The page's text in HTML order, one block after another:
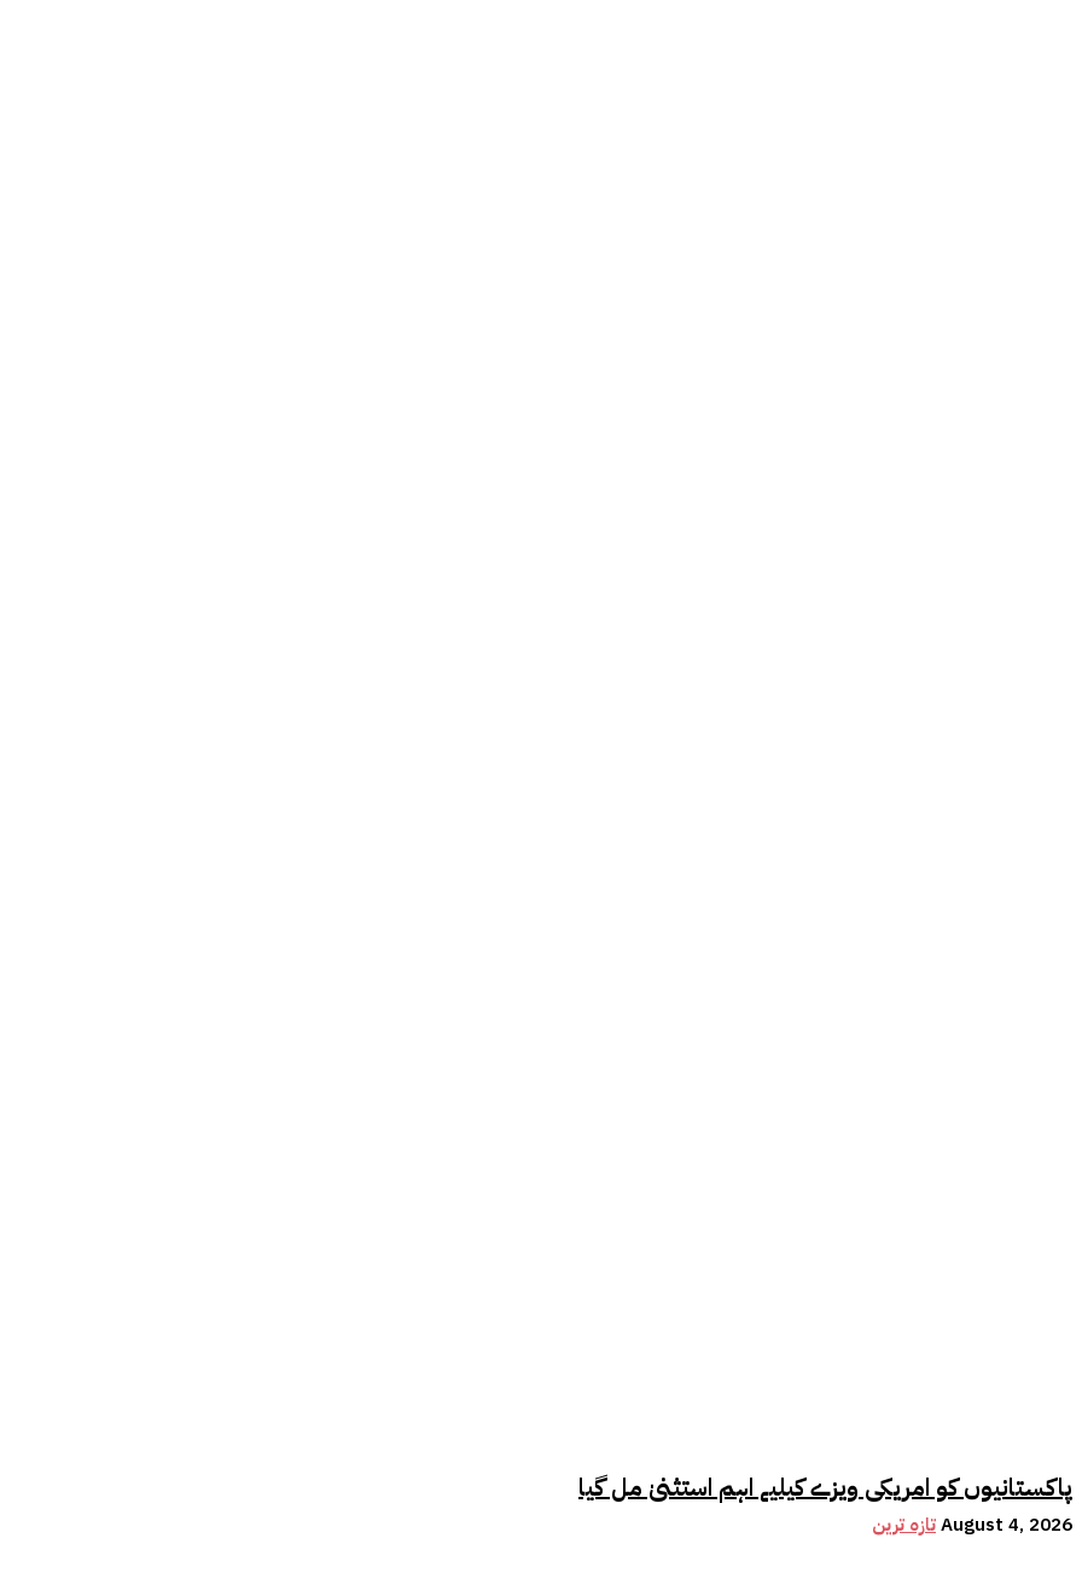
پاکستانیوں کو امریکی ویزے کیلیے اہم استثنیٰ مل گیا
تازہ ترینAugust 4, 2026